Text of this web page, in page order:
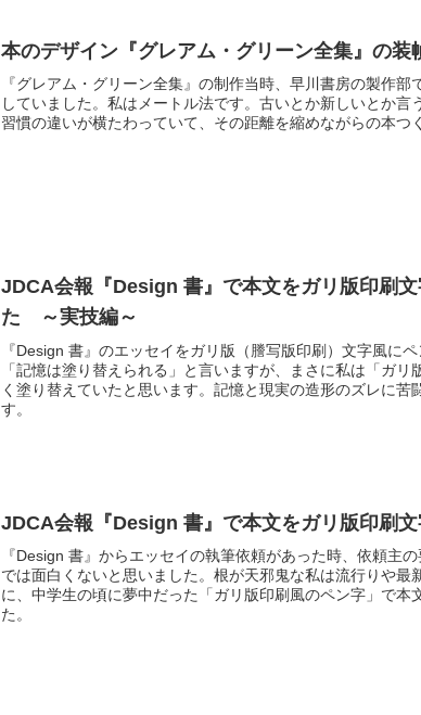
本のデザイン『グレアム・グリーン全集』の装
『グレアム・グリーン全集』の制作当時、早川書房の製作部
していました。私はメートル法です。古いとか新しいとか言
習慣の違いが横たわっていて、その距離を縮めながらの本つ
JDCA会報『Design 書』で本文をガリ版印刷
た ～実技編～
『Design 書』のエッセイをガリ版（謄写版印刷）文字風にペ
「記憶は塗り替えられる」と言いますが、まさに私は「ガリ
く塗り替えていたと思います。記憶と現実の造形のズレに苦
す。
JDCA会報『Design 書』で本文をガリ版印刷
『Design 書』からエッセイの執筆依頼があった時、依頼主
では面白くないと思いました。根が天邪鬼な私は流行りや最
に、中学生の頃に夢中だった「ガリ版印刷風のペン字」で本
た。